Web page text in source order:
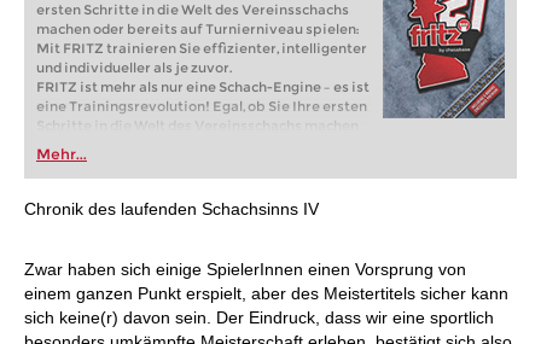
ersten Schritte in die Welt des Vereinsschachs
machen oder bereits auf Turnierniveau spielen:
Mit FRITZ trainieren Sie effizienter, intelligenter
und individueller als je zuvor.
FRITZ ist mehr als nur eine Schach-Engine – es ist
eine Trainingsrevolution! Egal, ob Sie Ihre ersten
Schritte in die Welt des Vereinsschachs machen
oder bereits auf Turnierniveau spielen: Mit
FRITZ trainieren Sie effizienter, intelligenter und
individueller als je zuvor.
Mehr...
Chronik des laufenden Schachsinns IV
Zwar haben sich einige SpielerInnen einen Vorsprung von
einem ganzen Punkt erspielt, aber des Meistertitels sicher kann
sich keine(r) davon sein. Der Eindruck, dass wir eine sportlich